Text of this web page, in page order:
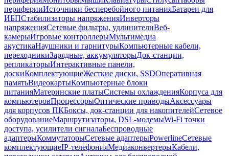
периферииИсточники бесперебойного питанияБатареи для
ИБПСтабилизаторы напряженияИнверторы
напряженияСетевые фильтры, удлинителиВеб-
камерыИгровые контроллерыМультимедиа
акустикаНаушники и гарнитурыКомпьютерные кабели,
переходникиЗарядные, аккумуляторыДок-станции,
репликаторыИнтерактивные панели,
доскиКомплектующиеЖесткие диски, SSDОперативная
памятьВидеокартыКомпьютерные блоки
питанияМатеринские платыСистемы охлажденияКорпуса для
компьютеровПроцессорыОптические приводыАксессуары
для корпусов ПКБоксы, док-станции для накопителейСетевое
оборудованиеМаршрутизаторы, DSL-модемыWi-Fi точки
доступа, усилители сигналаБеспроводные
адаптерыКоммутаторыСетевые адаптерыPowerlineСетевые
комплектующиеIP-телефонияМедиаконвертерыКабели,